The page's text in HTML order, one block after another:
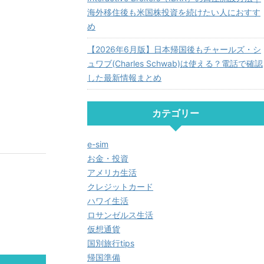
海外移住後も米国株投資を続けたい人におすす
め
【2026年6月版】日本帰国後もチャールズ・シ
ュワブ(Charles Schwab)は使える？電話で確認
した最新情報まとめ
カテゴリー
e-sim
お金・投資
アメリカ生活
クレジットカード
ハワイ生活
ロサンゼルス生活
仮想通貨
国別旅行tips
帰国準備